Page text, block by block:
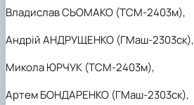
Владислав СЬОМАКО (ТСМ-2403м),
Андрій АНДРУЩЕНКО (ГМаш-2303ск),
Микола ЮРЧУК (ТСМ-2403м),
Артем БОНДАРЕНКО (ГМаш-2303ск),